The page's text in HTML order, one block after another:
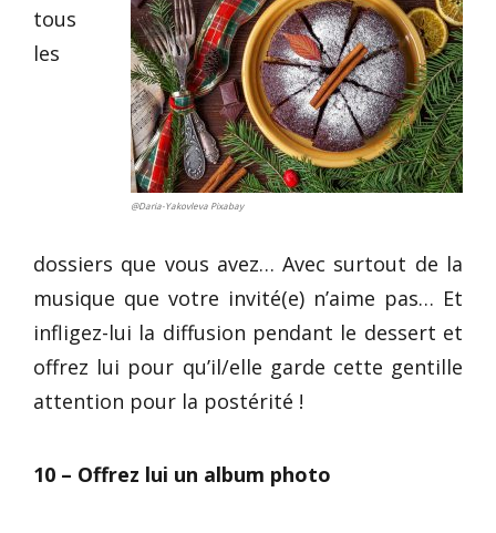
@Daria-Yakovleva Pixabay
tous
les
dossiers que vous avez… Avec surtout de la
musique que votre invité(e) n’aime pas… Et
infligez-lui la diffusion pendant le dessert et
offrez lui pour qu’il/elle garde cette gentille
attention pour la postérité !
10 – Offrez lui un album photo